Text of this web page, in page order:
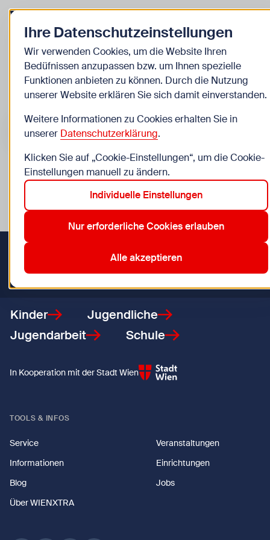
Zurück zur Startseite
Kinder
Veranstaltungen
Suche im Bereich “Kinder”
Suchen
Veranstaltungen in Wien im Bereich “Kinder”
Aktive Filter:
12. Meidling 21. Floridsdorf 3. Landstraße
8. Josefstadt
Zurücksetzen
Zurück zur Startseite
Kinder
Jugendliche
Jugendarbeit
Schule
In Kooperation mit der Stadt Wien
TOOLS & INFOS
Service
Veranstaltungen
Informationen
Einrichtungen
Blog
Jobs
Über WIENXTRA
Ihre Datenschutzeinstellungen
Wir verwenden Cookies, um die Website Ihren
Bedüfnissen anzupassen bzw. um Ihnen spezielle
Funktionen anbieten zu können. Durch die Nutzung
unserer Website erklären Sie sich damit einverstanden.
Weitere Informationen zu Cookies erhalten Sie in
unserer Datenschutzerklärung.
Klicken Sie auf „Cookie-Einstellungen“, um die Cookie-
Einstellungen manuell zu ändern.
Individuelle Einstellungen
Nur erforderliche Cookies erlauben
Alle akzeptieren